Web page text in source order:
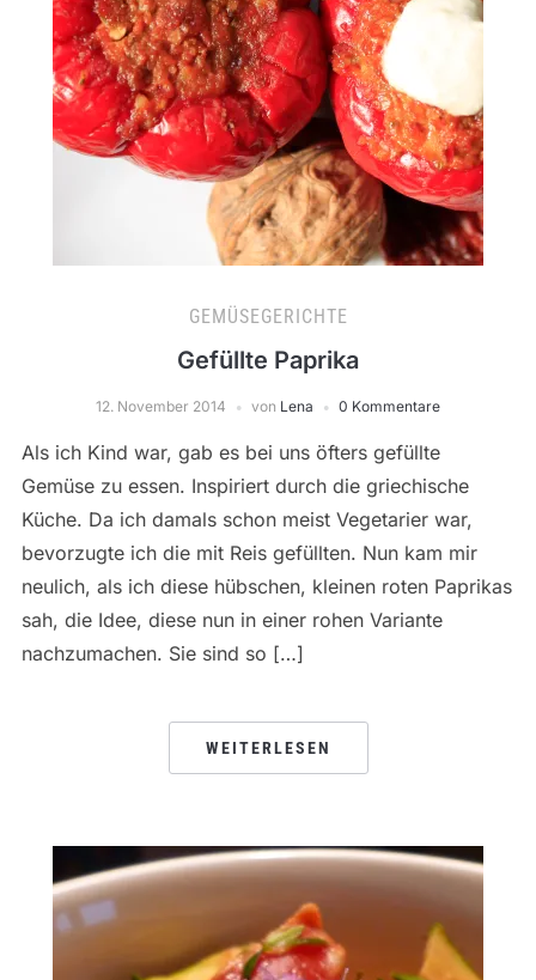
GEMÜSEGERICHTE
Gefüllte Paprika
12. November 2014 von Lena 0 Kommentare
Als ich Kind war, gab es bei uns öfters gefüllte
Gemüse zu essen. Inspiriert durch die griechische
Küche. Da ich damals schon meist Vegetarier war,
bevorzugte ich die mit Reis gefüllten. Nun kam mir
neulich, als ich diese hübschen, kleinen roten Paprikas
sah, die Idee, diese nun in einer rohen Variante
nachzumachen. Sie sind so […]
WEITERLESEN